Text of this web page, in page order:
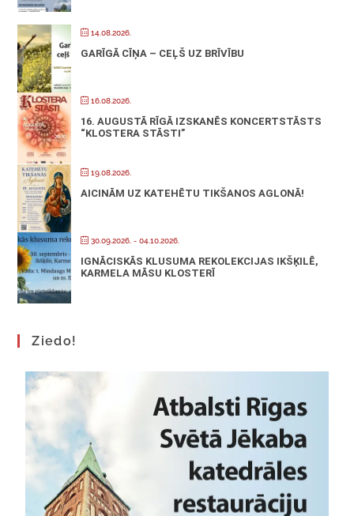
14.08.2026.
GARĪGĀ CĪŅA – CEĻŠ UZ BRĪVĪBU
16.08.2026.
16. AUGUSTĀ RĪGĀ IZSKANĒS KONCERTSTĀSTS
“KLOSTERA STĀSTI”
19.08.2026.
AICINĀM UZ KATEHĒTU TIKŠANOS AGLONĀ!
30.09.2026. - 04.10.2026.
IGNĀCISKĀS KLUSUMA REKOLEKCIJAS IKŠĶILĒ,
KARMELA MĀSU KLOSTERĪ
Ziedo!